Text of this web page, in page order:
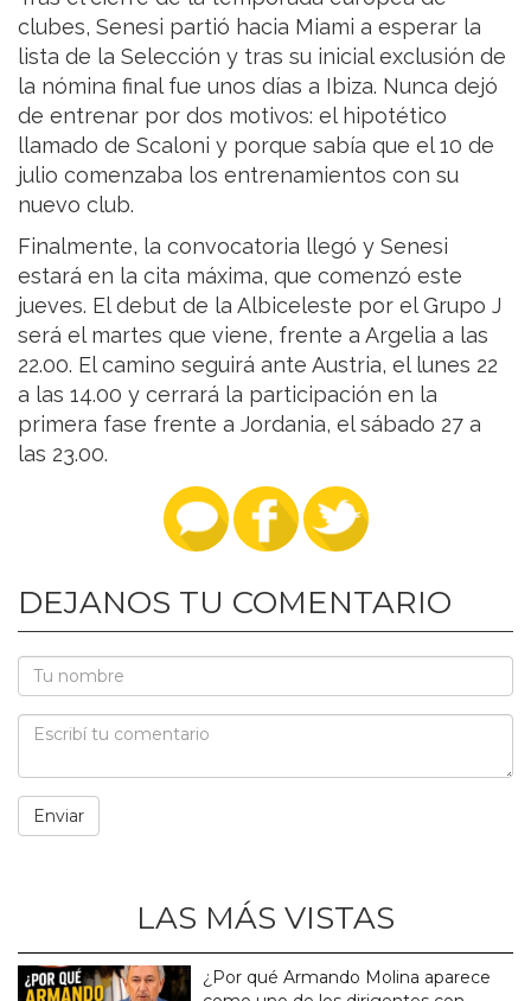
clubes, Senesi partió hacia Miami a esperar la
lista de la Selección y tras su inicial exclusión de
la nómina final fue unos días a Ibiza. Nunca dejó
de entrenar por dos motivos: el hipotético
llamado de Scaloni y porque sabía que el 10 de
julio comenzaba los entrenamientos con su
nuevo club.
Finalmente, la convocatoria llegó y Senesi
estará en la cita máxima, que comenzó este
jueves. El debut de la Albiceleste por el Grupo J
será el martes que viene, frente a Argelia a las
22.00. El camino seguirá ante Austria, el lunes 22
a las 14.00 y cerrará la participación en la
primera fase frente a Jordania, el sábado 27 a
las 23.00.
DEJANOS TU COMENTARIO
LAS MÁS VISTAS
¿Por qué Armando Molina aparece